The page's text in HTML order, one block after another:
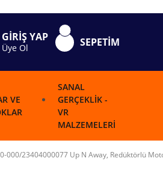
GİRİŞ YAP
Üye Ol SEPETİM
VE
SANAL
GERÇEKLIK -
VR
MALZEMELERI
000/23404000077 Up N Away, Redüktörlü